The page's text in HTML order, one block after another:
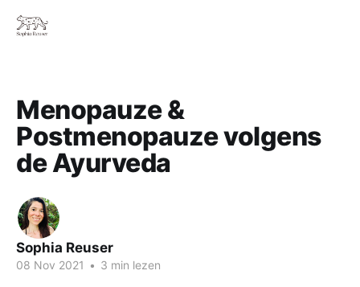
Menopauze &
Postmenopauze volgens
de Ayurveda
Sophia Reuser
08 Nov 2021 • 3 min lezen